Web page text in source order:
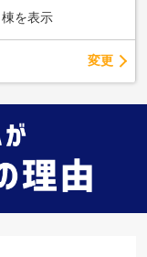
棟を表示
変更